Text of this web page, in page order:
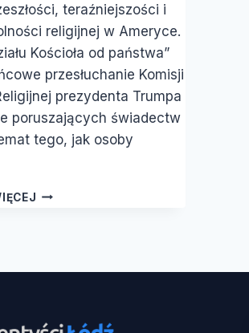
teraźniejszości i
religijnej w Ameryce.
Kościoła od państwa”
przesłuchanie Komisji
prezydenta Trumpa
poruszających świadectw
tego, jak osoby
WOLNOŚĆ